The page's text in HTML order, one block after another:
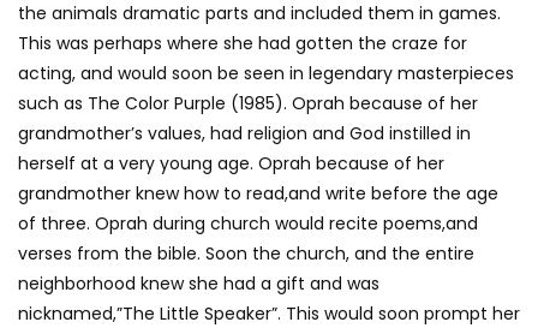
the animals dramatic parts and included them in games.
This was perhaps where she had gotten the craze for
acting, and would soon be seen in legendary masterpieces
such as The Color Purple (1985). Oprah because of her
grandmother’s values, had religion and God instilled in
herself at a very young age. Oprah because of her
grandmother knew how to read,and write before the age
of three. Oprah during church would recite poems,and
verses from the bible. Soon the church, and the entire
neighborhood knew she had a gift and was
nicknamed,”The Little Speaker”. This would soon prompt her